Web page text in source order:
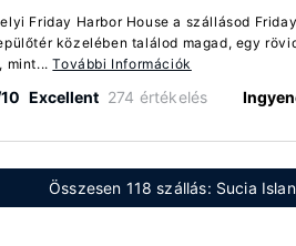
Friday Harbor House a szállásod
közelében találod magad, egy
mint...További Információk
Excellent 274 értékelés
Összesen 118 szállás: Sucia